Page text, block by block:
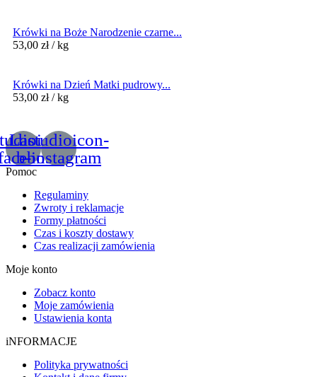
Krówki na Boże Narodzenie czarne...
53,00 zł / kg
Krówki na Dzień Matki pudrowy...
53,00 zł / kg
Lastudioicon-
b-instagram
Pomoc
Regulaminy
Zwroty i reklamacje
Formy płatności
Czas i koszty dostawy
Czas realizacji zamówienia
Moje konto
Zobacz konto
Moje zamówienia
Ustawienia konta
iNFORMACJE
Polityka prywatności